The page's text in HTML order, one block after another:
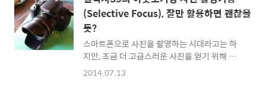
HDR+포토의 향상된 이미지퀄리티는 OIS기능
이 있는 넥서스5와 넥서스6에서..
에 소니 렌즈 캐시백 이벤트 기간이 끝나기 전에
하나 장만해봤습니다. 망원 렌즈는 아니고 표준
화각이지만 자이쓰 렌즈라 무거울 줄 알았는
데... 생각외로 제품박스는 가볍더군요 ^^ 병행
수입이 아닌 정품이라 10만원 캐시백 신청을 할
수 있으니 실 구매가는 약 80만원 정도입니다.
Sony Carl Zeiss FE 55mm F1.8 Sonnar
(Selective Focus), 잘만 활용하면 괜찮을
듯?
스마트폰으로 사진을 촬영하는 시대라고는 하
지만, 조금 더 고급스러운 사진을 얻기 위해 지
금도 많은 사진가들이 값비싼 렌즈와 장비에 아
2014.07.13